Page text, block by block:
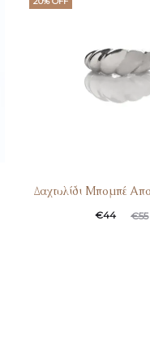
Δαχτυλίδι Μπομπέ
€55
€44